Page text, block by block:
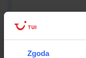
Zgoda